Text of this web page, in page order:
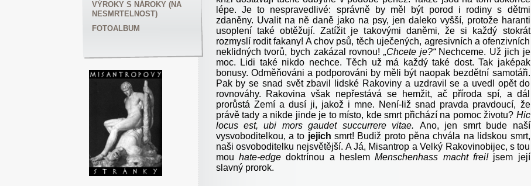
VÝROKY S NÁROKY (NA
NESMRTELNOST)
FOTOALBUM
lépe. Je to nespravedlivé: správně by měl být porod i rodiny s dětmi
zdaněny. Uvalit na ně daně jako na psy, jen daleko vyšší, protože haranti
usoplení také obtěžují. Zatížit je takovými daněmi, že si každý stokrát
rozmyslí rodit fakany! A chov psů, těch uječených, agresivních a ofenzivních
neklidných tvorů, bych zakázal rovnou! „Chcete je?“ Nechceme. Už jich je
moc. Lidi také nikdo nechce. Těch už má každý také dost. Tak jaképak
bonusy. Odměňováni a podporováni by měli být naopak bezdětní samotáři.
Pak by se snad svět zbavil lidské Rakoviny a uzdravil se a uvedl opět do
rovnováhy. Rakovina však nepřestává se hemžit, ač příroda spí, a dál
prorůstá Zemí a dusí ji, jakož i mne. Není-liž snad pravda pravdoucí, že
právě tady a nikde jinde je to místo, kde smrt přichází na pomoc životu? Hic
locus est, ubi mors gaudet succurrere vitae. Ano, jen smrt bude naší
vysvoboditelkou, a to jejich smrt! Budiž proto pěna chvála na lidskou smrt,
naši osvoboditelku nejsvětější. A Já, Misantrop a Velký Rakovinobijec, s tou
mou hate-edgedoktrínou a heslemMenschenhass macht frei! jsem její
slavný prorok.